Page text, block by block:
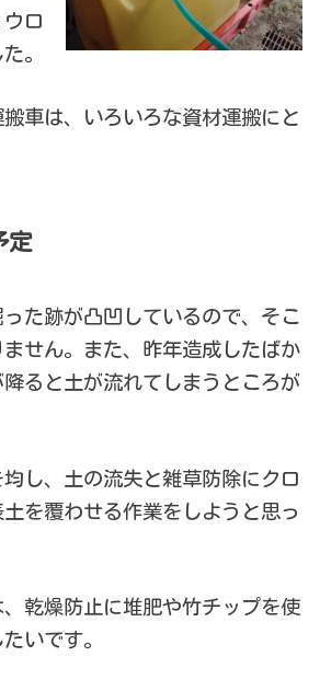
ロ
。
車は、いろいろな資材運搬にと
定
た跡が凸凹しているので、そこ
せん。また、昨年造成したばか
ると土が流れてしまうところが
し、土の流失と雑草防除にクロ
を覆わせる作業をしようと思っ
乾燥防止に堆肥や竹チップを使
いです。